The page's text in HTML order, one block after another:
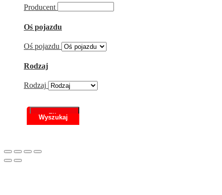
Producent
Oś pojazdu
Oś pojazdu
Rodzaj
Rodzaj
Filtr
Scroll
to